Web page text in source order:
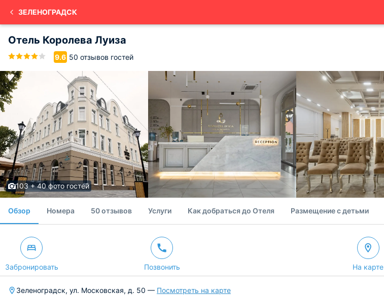
ЗЕЛЕНОГРАДСК
Отель Королева Луиза
9.6 50 отзывов гостей
103 + 40 фото гостей
Обзор Номера 50 отзывов Услуги Как добраться до Отеля Размещение с детьми
Забронировать Позвонить На карте
Зеленоградск, ул. Московская, д. 50 — Посмотреть на карте